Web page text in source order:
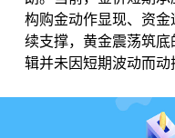
构购金动作显现、资
续支撑，黄金震荡筑
辑并未因短期波动而动